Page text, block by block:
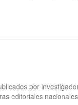
por
editoriales